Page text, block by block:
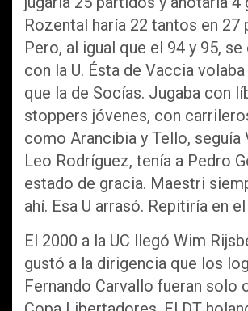
Rozental haría 22 tantos en 27
Pero, al igual que el 94 y 95,
con la U. Ésta de Vaccia
que la de Socías. Jugaba con
stoppers jóvenes, con
como Arancibia y Tello, seguía
Leo Rodríguez, tenía a Pedro
estado de gracia. Maestri
ahí. Esa U arrasó. Repitiría en
El 2000 a la UC llegó Wim
gustó a la dirigencia que los
Fernando Carvallo fueran solo